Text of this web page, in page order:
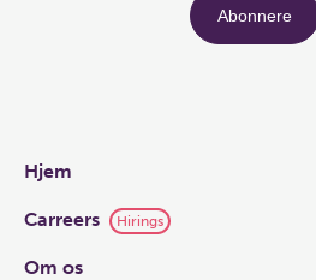
Links
Hjem
Carreers Hirings
Om os